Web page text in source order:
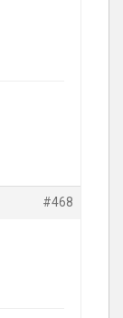
#468